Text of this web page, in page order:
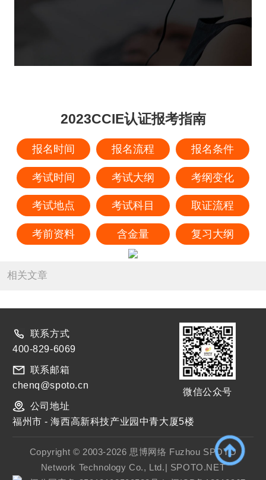
2023CCIE认证报考指南
报名时间 报名流程 报名条件
考试时间 考试大纲 考纲变化
考试地点 考试科目 取证流程
考前资料 含金量 复习大纲
相关文章
联系方式
400-829-6069
联系邮箱
chenq@spoto.cn
公司地址
微信公众号
福州市 - 海西高新科技产业园中青大厦5楼
Copyright © 2003-2026 思博网络 Fuzhou SPOTO
Network Technology Co., Ltd.| SPOTO.NET